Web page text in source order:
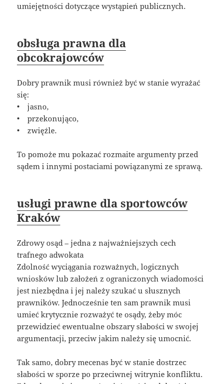
umiejętności dotyczące wystąpień publicznych.
obsługa prawna dla
obcokrajowców
Dobry prawnik musi również być w stanie wyrażać
się:
• jasno,
• przekonująco,
• zwięźle.
To pomoże mu pokazać rozmaite argumenty przed
sądem i innymi postaciami powiązanymi ze sprawą.
usługi prawne dla sportowców
Kraków
Zdrowy osąd – jedna z najważniejszych cech
trafnego adwokata
Zdolność wyciągania rozważnych, logicznych
wniosków lub założeń z ograniczonych wiadomości
jest niezbędna i jej należy szukać u słusznych
prawników. Jednocześnie ten sam prawnik musi
umieć krytycznie rozważyć te osądy, żeby móc
przewidzieć ewentualne obszary słabości w swojej
argumentacji, przeciw jakim należy się umocnić.
Tak samo, dobry mecenas być w stanie dostrzec
słabości w sporze po przeciwnej witrynie konfliktu.